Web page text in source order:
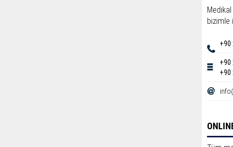
bizimle
+90
+90
+90